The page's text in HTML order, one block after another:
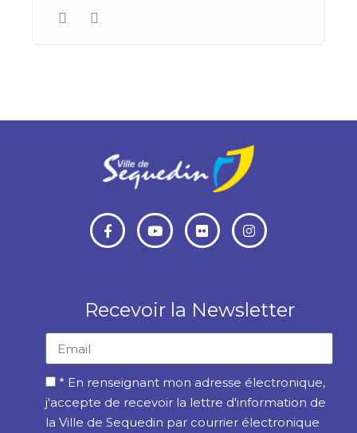
Recevoir la Newsletter
* En renseignant mon adresse électronique,
j'accepte de recevoir la lettre d'information de
la Ville de Sequedin par courrier électronique